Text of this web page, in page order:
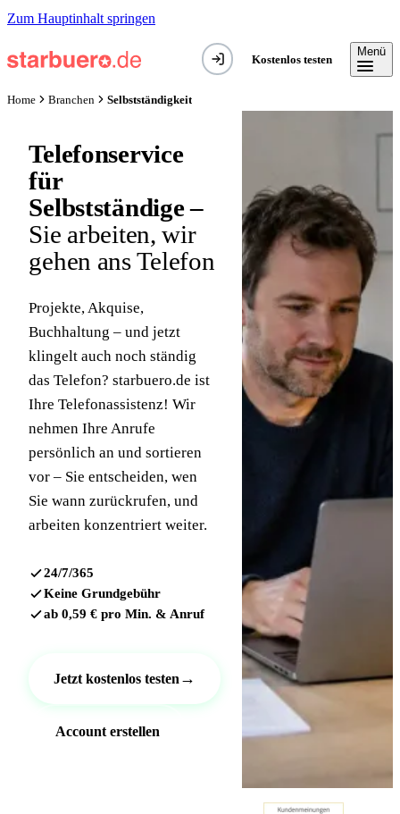
Zum Hauptinhalt springen
Kostenlos testen
Menü
Home Branchen Selbstständigkeit
Telefonservice
für
Selbstständige –
Sie arbeiten, wir
gehen ans Telefon
Projekte, Akquise,
Buchhaltung – und jetzt
klingelt auch noch ständig
das Telefon? starbuero.de ist
Ihre Telefonassistenz! Wir
nehmen Ihre Anrufe
persönlich an und sortieren
vor – Sie entscheiden, wen
Sie wann zurückrufen, und
arbeiten konzentriert weiter.
24/7/365
Keine Grundgebühr
ab 0,59 € pro Min. & Anruf
Jetzt kostenlos testen →
Account erstellen